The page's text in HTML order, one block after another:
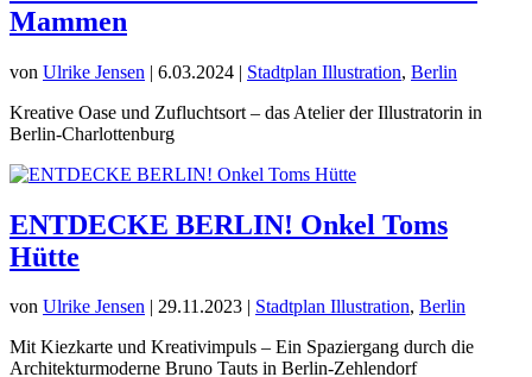
Mammen
von Ulrike Jensen | 6.03.2024 | Stadtplan Illustration, Berlin
Kreative Oase und Zufluchtsort – das Atelier der Illustratorin in
Berlin-Charlottenburg
ENTDECKE BERLIN! Onkel Toms
Hütte
von Ulrike Jensen | 29.11.2023 | Stadtplan Illustration, Berlin
Mit Kiezkarte und Kreativimpuls – Ein Spaziergang durch die
Architekturmoderne Bruno Tauts in Berlin-Zehlendorf